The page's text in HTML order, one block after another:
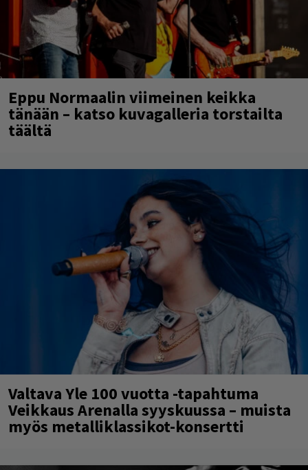
Eppu Normaalin viimeinen keikka
tänään – katso kuvagalleria torstailta
täältä
Valtava Yle 100 vuotta -tapahtuma
Veikkaus Arenalla syyskuussa – muista
myös metalliklassikot-konsertti